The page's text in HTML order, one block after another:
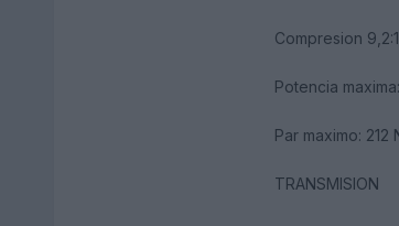
Compresion 9,2:1
Potencia
Par maximo: 212
TRANSMISION